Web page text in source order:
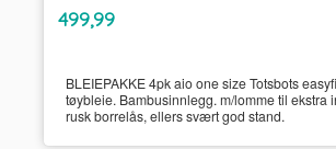
Pris
499,99
BLEIEPAKKE 4pk aio one size Totsbots
tøybleie. Bambusinnlegg. m/lomme til ekstra
rusk borrelås, ellers svært god stand.